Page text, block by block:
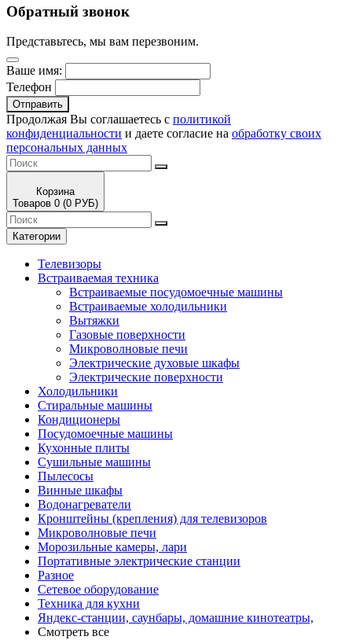
Обратный звонок
Представьтесь, мы вам перезвоним.
Ваше имя:
Телефон
Отправить
Продолжая Вы соглашаетесь с политикой
конфиденциальности и даете согласие на обработку своих
персональных данных
Корзина
Товаров 0 (0 РУБ)
Категории
Телевизоры
Встраиваемая техника
Встраиваемые посудомоечные машины
Встраиваемые холодильники
Вытяжки
Газовые поверхности
Микроволновые печи
Электрические духовые шкафы
Электрические поверхности
Холодильники
Стиральные машины
Кондиционеры
Посудомоечные машины
Кухонные плиты
Сушильные машины
Пылесосы
Винные шкафы
Водонагреватели
Кронштейны (крепления) для телевизоров
Микроволновые печи
Морозильные камеры, лари
Портативные электрические станции
Разное
Сетевое оборудование
Техника для кухни
Яндекс-станции, саунбары, домашние кинотеатры,
Смотреть все